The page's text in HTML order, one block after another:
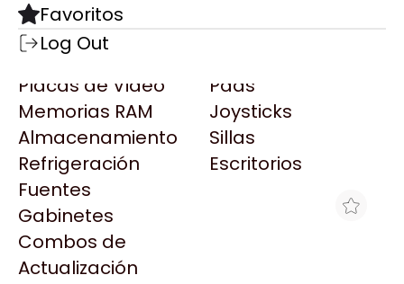
Componentes
Motherboards
Microprocesadores
Placas de Video
Memorias RAM
Almacenamiento
Refrigeración
Fuentes
Gabinetes
Combos de
Actualización
Pads
Joysticks
Sillas
Escritorios
Todas las Marcas
AMD
AULA
Acer
Adata
AeroCool
Antec
Arkham
Asrock
Destacadas
Favoritos
Log Out
NOTEBOOK ASUS VIVOBOOK GO
E1504FA-WS51 15.6" AMD RYZEN 5 40